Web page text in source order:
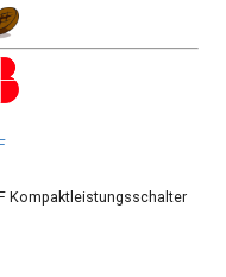
Kompaktleistungsschalter